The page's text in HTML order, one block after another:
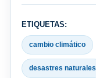
ETIQUETAS:
cambio climático
desastres naturales